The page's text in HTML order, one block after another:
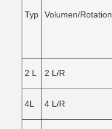
Typ Volumen/Rotation
2 L 2 L/R
4L 4 L/R